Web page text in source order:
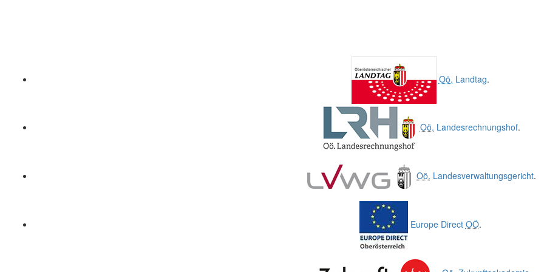
Oö. Landtag.
Oö. Landesrechnungshof.
Oö. Landesverwaltungsgericht.
Europe Direct OÖ.